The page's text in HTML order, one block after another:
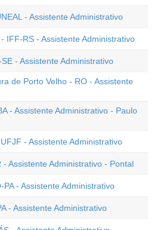
- Assistente Administrativo
IFF-RS - Assistente Administrativo
- Assistente Administrativo
de Porto Velho - RO - Assistente
- Assistente Administrativo - Paulo
- Assistente Administrativo
- Assistente Administrativo - Pontal
PA - Assistente Administrativo
- Assistente Administrativo